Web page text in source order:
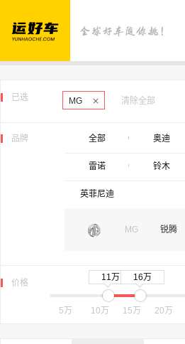
已选 MG 清除全部
品牌 全部 奥迪
雷诺 铃木
英菲尼迪
MG 锐腾
价格
11万 16万
5万 10万 15万 20万